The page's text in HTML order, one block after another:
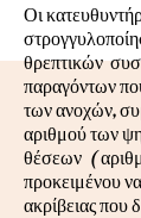
Οι
θρεπτικών
παραγόντων
των ανοχών,
αριθμού των
θέσεων (
προκειμένου
ακρίβειας που